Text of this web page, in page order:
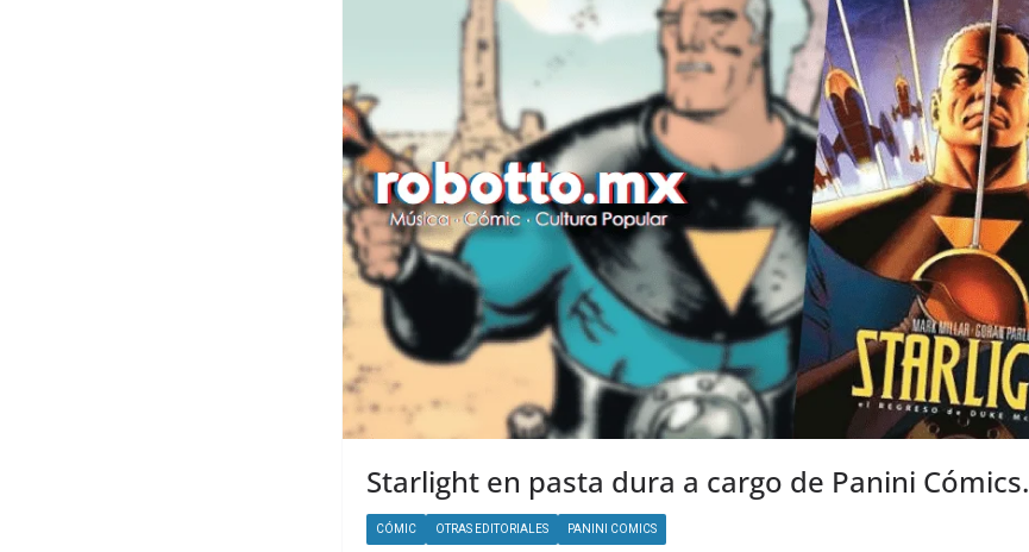
Starlight en pasta dura a cargo de Panini Cómics.
CÓMIC OTRAS EDITORIALES PANINI COMICS